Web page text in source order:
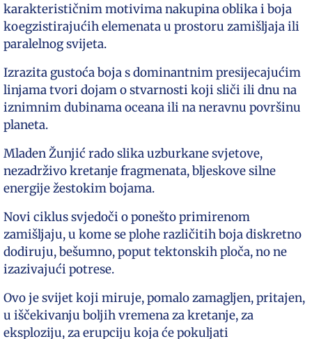
karakterističnim motivima nakupina oblika i boja
koegzistirajućih elemenata u prostoru zamišljaja ili
paralelnog svijeta.
Izrazita gustoća boja s dominantnim presijecajućim
linjama tvori dojam o stvarnosti koji sliči ili dnu na
iznimnim dubinama oceana ili na neravnu površinu
planeta.
Mladen Žunjić rado slika uzburkane svjetove,
nezadrživo kretanje fragmenata, bljeskove silne
energije žestokim bojama.
Novi ciklus svjedoči o ponešto primirenom
zamišljaju, u kome se plohe različitih boja diskretno
dodiruju, bešumno, poput tektonskih ploča, no ne
izazivajući potrese.
Ovo je svijet koji miruje, pomalo zamagljen, pritajen,
u iščekivanju boljih vremena za kretanje, za
eksploziju, za erupciju koja će pokuljati